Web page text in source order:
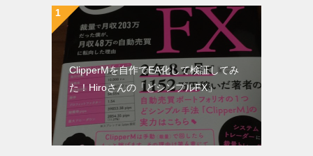
ClipperMを自作でEA化して検証してみ
た！Hiroさんの「どシンプルFX」